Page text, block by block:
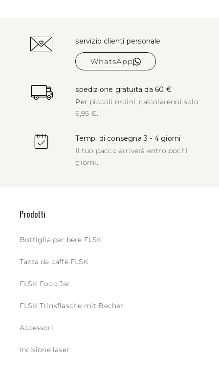
servizio clienti personale
WhatsApp
spedizione gratuita da 60 €
Per piccoli ordini, calcolarenoi solo
6,95 €.
Tempi di consegna 3 - 4 giorni
Il tuo pacco arriverà entro pochi
giorni.
Prodotti
Bottiglia per bere FLSK
Tazza da caffè FLSK
FLSK Food Jar
FLSK Trinkflasche mit Becher
Accessori
Incisione laser